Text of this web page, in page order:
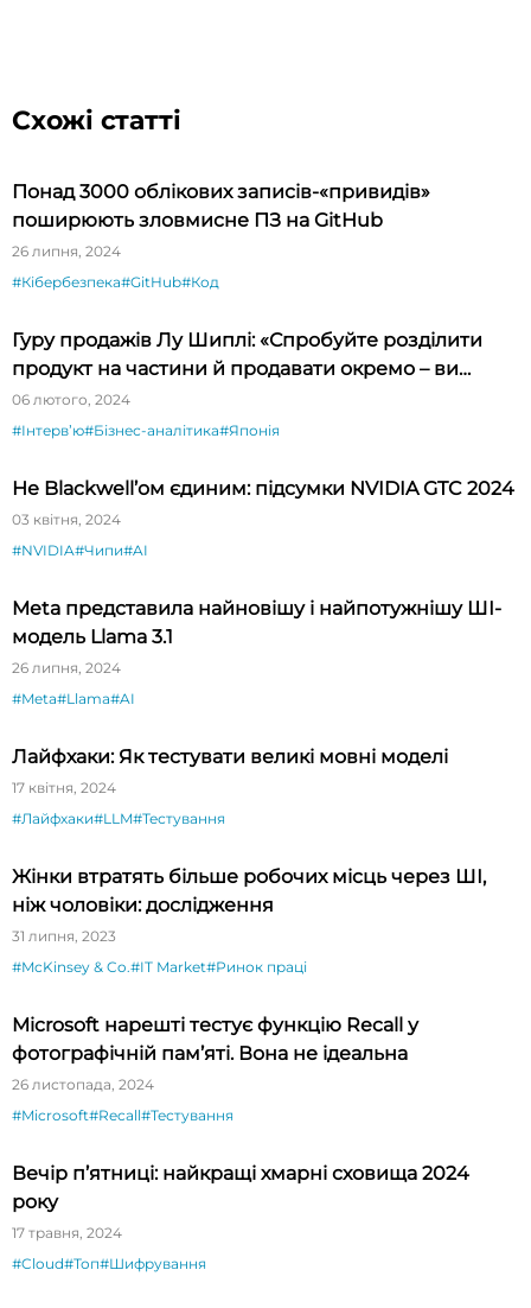
Схожі статті
Понад 3000 облікових записів-«привидів»
поширюють зловмисне ПЗ на GitHub
26 липня, 2024
#Кібербезпека#GitHub#Код
Гуру продажів Лу Шиплі: «Спробуйте розділити
продукт на частини й продавати окремо – ви
будете вражені»
06 лютого, 2024
#Інтервʼю#Бізнес-аналітика#Японія
Не Blackwell’ом єдиним: підсумки NVIDIA GTC 2024
03 квітня, 2024
#NVIDIA#Чипи#AI
Meta представила найновішу і найпотужнішу ШІ-
модель Llama 3.1
26 липня, 2024
#Meta#Llama#AI
Лайфхаки: Як тестувати великі мовні моделі
17 квітня, 2024
#Лайфхаки#LLM#Тестування
Жінки втратять більше робочих місць через ШІ,
ніж чоловіки: дослідження
31 липня, 2023
#McKinsey & Co.#IT Market#Ринок праці
Microsoft нарешті тестує функцію Recall у
фотографічній пам’яті. Вона не ідеальна
26 листопада, 2024
#Microsoft#Recall#Тестування
Вечір п’ятниці: найкращі хмарні сховища 2024
року
17 травня, 2024
#Cloud#Топ#Шифрування